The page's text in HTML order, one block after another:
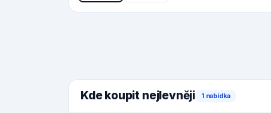
Kde koupit nejlevněji 1 nabídka